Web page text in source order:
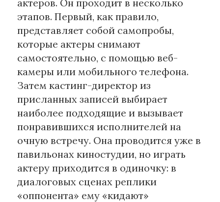
актеров. Он проходит в несколько
этапов. Первый, как правило,
представляет собой самопробы,
которые актеры снимают
самостоятельно, с помощью веб-
камеры или мобильного телефона.
Затем кастинг-директор из
присланных записей выбирает
наиболее подходящие и вызывает
понравившихся исполнителей на
очную встречу. Она проводится уже в
павильонах киностудии, но играть
актеру приходится в одиночку: в
диалоговых сценах реплики
«оппонента» ему «кидают»